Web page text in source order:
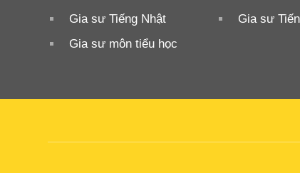
Gia sư Tiếng Nhật
Gia sư
Gia sư môn tiểu học